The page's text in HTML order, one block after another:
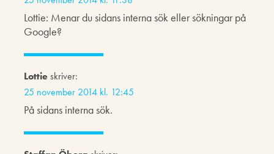
Lottie: Menar du sidans interna sök eller sökningar på
Google?
Lottieskriver:
25 november 2014 kl. 12:45
På sidans interna sök.